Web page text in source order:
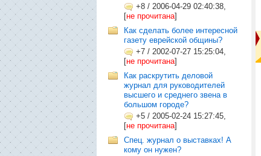
+8 / 2006-04-29 02:40:38,
[не прочитана]
Как сделать более интересной
газету еврейской общины?
+7 / 2002-07-27 15:25:04,
[не прочитана]
Как раскрутить деловой
журнал для руководителей
высшего и среднего звена в
большом городе?
+5 / 2005-02-24 15:27:45,
[не прочитана]
Спец. журнал о выставках! А
кому он нужен?